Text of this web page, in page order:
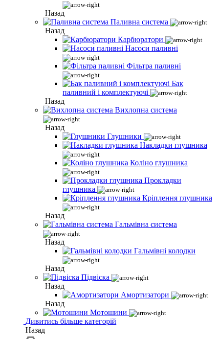
Назад
Паливна система
Назад
Карбюратори
Насоси паливні
Фільтра паливні
Бак
паливний і комплектуючі
Назад
Вихлопна система
Назад
Глушники
Накладки глушника
Коліно глушника
Прокладки
глушника
Кріплення глушника
Назад
Гальмівна система
Назад
Гальмівні колодки
Назад
Підвіска
Назад
Амортизатори
Назад
Мотошини
Дивитись більше категорій
Назад